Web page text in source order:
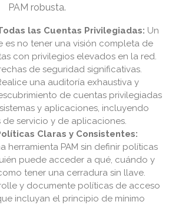
PAM robusta.
las Cuentas Privilegiadas: Un
es no tener una visión completa de
con privilegios elevados en la red.
de seguridad significativas.
una auditoría exhaustiva y
de cuentas privilegiadas
y aplicaciones, incluyendo
de servicio y de aplicaciones.
Claras y Consistentes:
herramienta PAM sin definir políticas
puede acceder a qué, cuándo y
tener una cerradura sin llave.
y documente políticas de acceso
incluyan el principio de mínimo